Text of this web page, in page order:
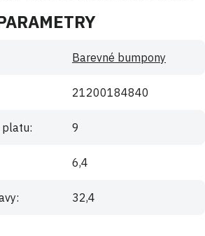
Barevné bumpony
21200184840
platu: 9
6,4
: 32,4